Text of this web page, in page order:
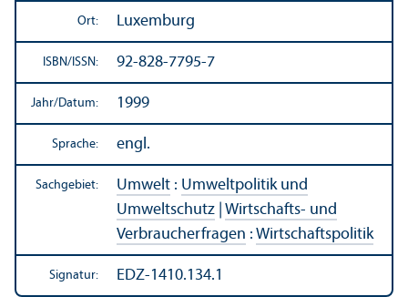
Ort: Luxemburg
ISBN/ ISSN: 92-828-7795-7
Jahr/Datum: 1999
Sprache: engl.
Sachgebiet: Umwelt : Umweltpolitik und
Umweltschutz Wirtschafts- und
Verbraucherfragen : Wirtschafts­politik
Signatur: EDZ-1410.134.1